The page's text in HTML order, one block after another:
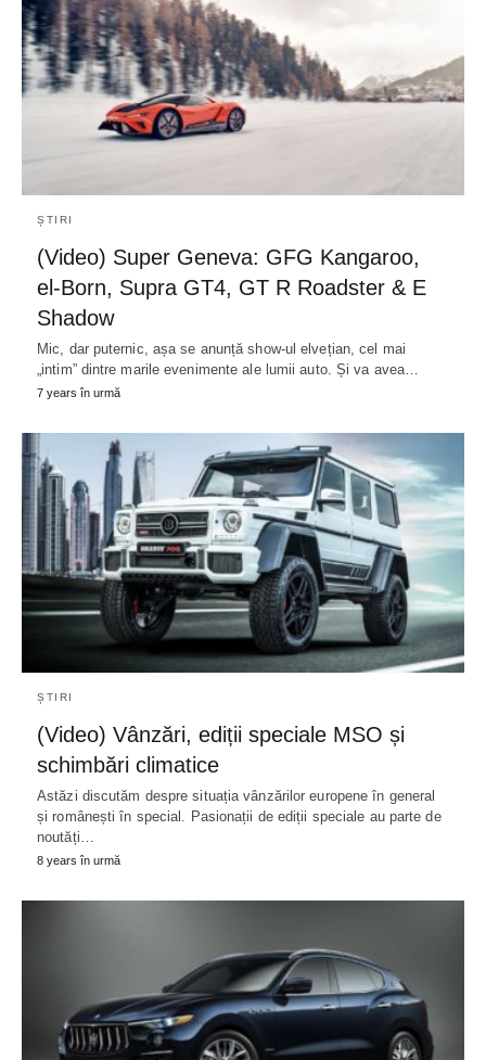
ȘTIRI
(Video) Super Geneva: GFG Kangaroo,
el-Born, Supra GT4, GT R Roadster & E
Shadow
Mic, dar puternic, așa se anunță show-ul elvețian, cel mai
„intim” dintre marile evenimente ale lumii auto. Și va avea…
7 years în urmă
ȘTIRI
(Video) Vânzări, ediții speciale MSO și
schimbări climatice
Astăzi discutăm despre situația vânzărilor europene în general
și românești în special. Pasionații de ediții speciale au parte de
noutăți…
8 years în urmă